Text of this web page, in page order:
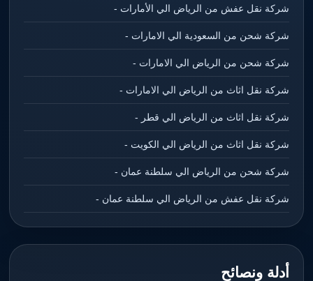
شركة نقل عفش من الرياض الي الأمارات -
شركة شحن من السعودية الي الامارات -
شركة شحن من الرياض الي الامارات -
شركة نقل اثاث من الرياض الي الامارات -
شركة نقل اثاث من الرياض الي قطر -
شركة نقل اثاث من الرياض الي الكويت -
شركة شحن من الرياض الي سلطنة عمان -
شركة نقل عفش من الرياض الي سلطنة عمان -
أدلة ونصائح